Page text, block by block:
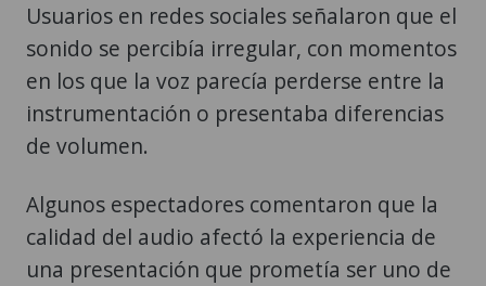
Usuarios en redes sociales señalaron que el
sonido se percibía irregular, con momentos
en los que la voz parecía perderse entre la
instrumentación o presentaba diferencias
de volumen.
Algunos espectadores comentaron que la
calidad del audio afectó la experiencia de
una presentación que prometía ser uno de